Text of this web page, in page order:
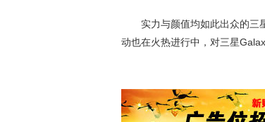
实力与颜值均如此出众的三
动也在火热进行中，对三星